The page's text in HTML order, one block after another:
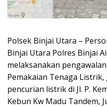
Polsek Binjai Utara –
Binjai Utara Polres Binjai
melaksanakan
Pemakaian Tenaga
pencurian listrik di Jl. P.
Kebun Kw Madu Tandem,